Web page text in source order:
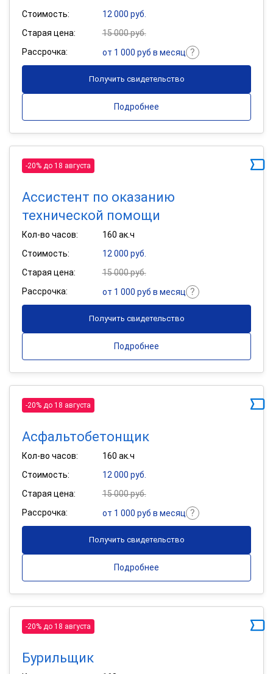
Стоимость:
12 000 руб.
Старая цена:
15 000 руб.
Рассрочка:
от 1 000 руб в месяц
Получить свидетельство
Подробнее
-20% до 18 августа
Ассистент по оказанию
технической помощи
Кол-во часов:
160 ак.ч
Стоимость:
12 000 руб.
Старая цена:
15 000 руб.
Рассрочка:
от 1 000 руб в месяц
Получить свидетельство
Подробнее
-20% до 18 августа
Асфальтобетонщик
Кол-во часов:
160 ак.ч
Стоимость:
12 000 руб.
Старая цена:
15 000 руб.
Рассрочка:
от 1 000 руб в месяц
Получить свидетельство
Подробнее
-20% до 18 августа
Бурильщик